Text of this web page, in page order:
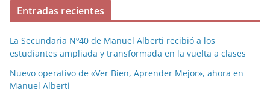
Entradas recientes
La Secundaria Nº40 de Manuel Alberti recibió a los
estudiantes ampliada y transformada en la vuelta a clases
Nuevo operativo de «Ver Bien, Aprender Mejor», ahora en
Manuel Alberti